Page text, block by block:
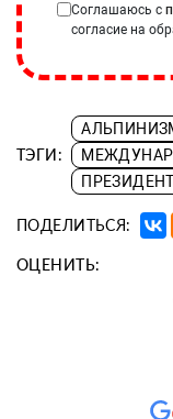
Соглашаюсь с
согласие на
ТЭГИ:
ПОДЕЛИТЬСЯ:
ОЦЕНИТЬ: